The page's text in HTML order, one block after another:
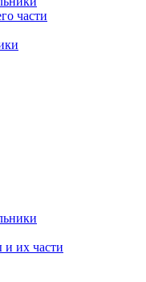
части
и их части